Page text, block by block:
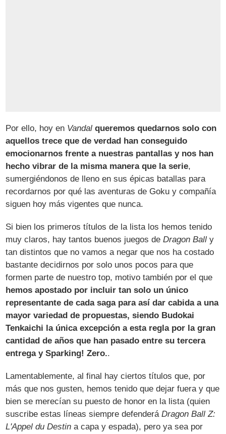
Por ello, hoy en Vandal queremos quedarnos solo con
aquellos trece que de verdad han conseguido
emocionarnos frente a nuestras pantallas y nos han
hecho vibrar de la misma manera que la serie,
sumergiéndonos de lleno en sus épicas batallas para
recordarnos por qué las aventuras de Goku y compañía
siguen hoy más vigentes que nunca.
Si bien los primeros títulos de la lista los hemos tenido
muy claros, hay tantos buenos juegos deDragon Ball y
tan distintos que no vamos a negar que nos ha costado
bastante decidirnos por solo unos pocos para que
formen parte de nuestro top, motivo también por el que
hemos apostado por incluir tan solo un único
representante de cada saga para así dar cabida a una
mayor variedad de propuestas, siendo Budokai
Tenkaichi la única excepción a esta regla por la gran
cantidad de años que han pasado entre su tercera
entrega y Sparking! Zero..
Lamentablemente, al final hay ciertos títulos que, por
más que nos gusten, hemos tenido que dejar fuera y que
bien se merecían su puesto de honor en la lista (quien
suscribe estas líneas siempre defenderáDragon Ball Z:
L'Appel du Destin a capa y espada), pero ya sea por